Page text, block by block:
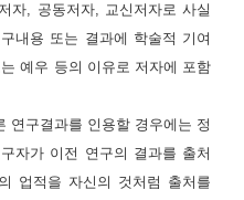
자, 공동저자, 교신저자로 사실
내용 또는 결과에 학술적 기여
예우 등의 이유로 저자에 포함
연구결과를 인용할 경우에는 정
자가 이전 연구의 결과를 출처
업적을 자신의 것처럼 출처를